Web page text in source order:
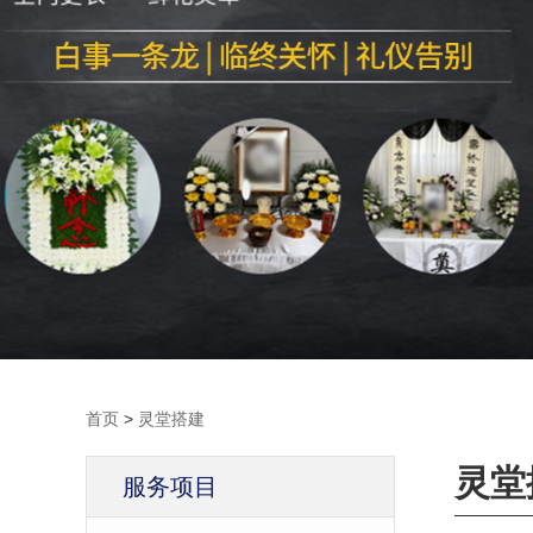
首页 > 灵堂搭建
服务项目 灵